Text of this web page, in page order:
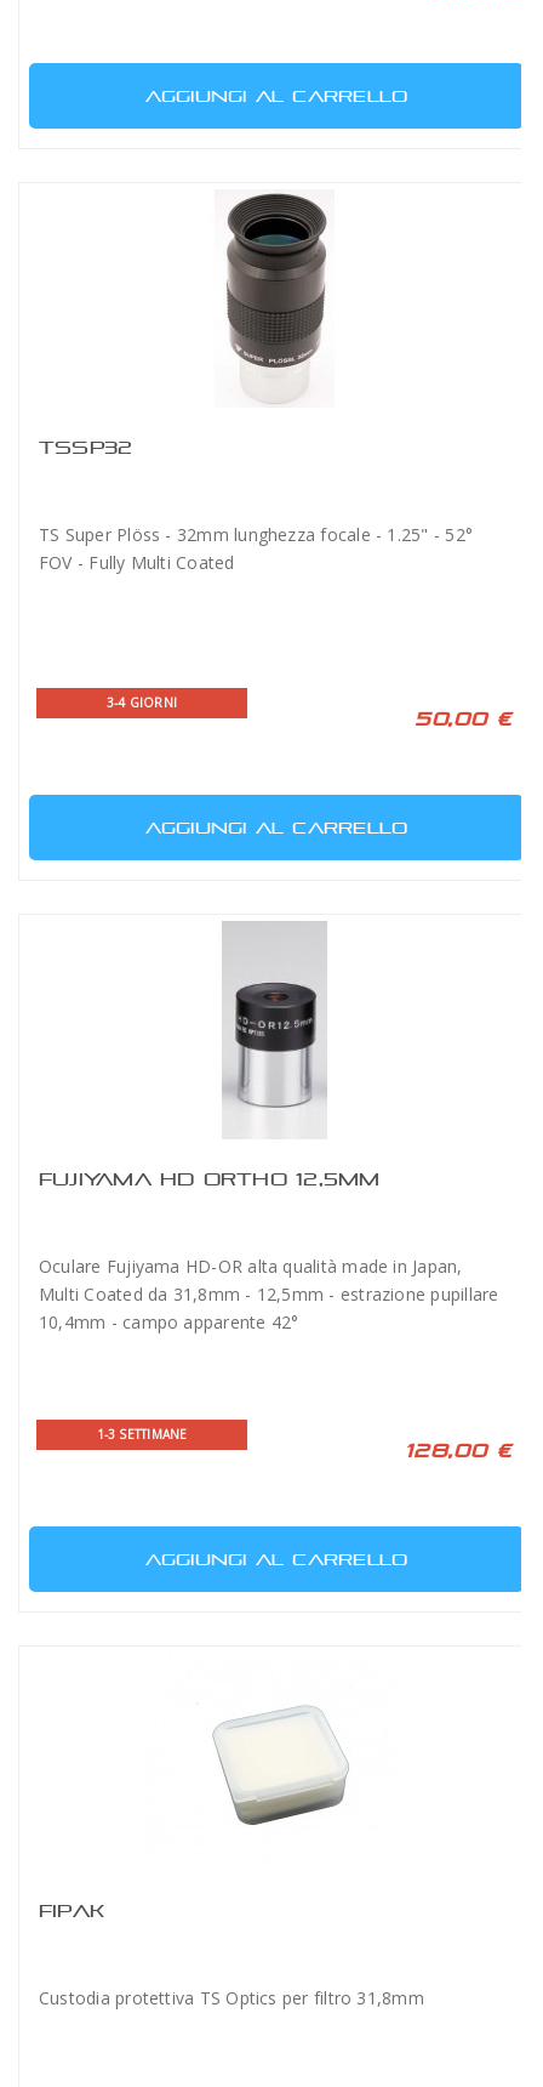
AGGIUNGI AL CARRELLO
TSSP32
TS Super Plöss - 32mm lunghezza focale - 1.25" - 52°
FOV - Fully Multi Coated
3-4 GIORNI
50,00 €
AGGIUNGI AL CARRELLO
FUJIYAMA HD ORTHO 12,5MM
Oculare Fujiyama HD-OR alta qualità made in Japan,
Multi Coated da 31,8mm - 12,5mm - estrazione pupillare
10,4mm - campo apparente 42°
1-3 SETTIMANE
128,00 €
AGGIUNGI AL CARRELLO
FIPAK
Custodia protettiva TS Optics per filtro 31,8mm